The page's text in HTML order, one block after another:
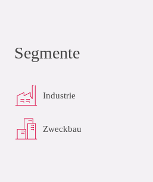
Segmente
Industrie
Zweckbau